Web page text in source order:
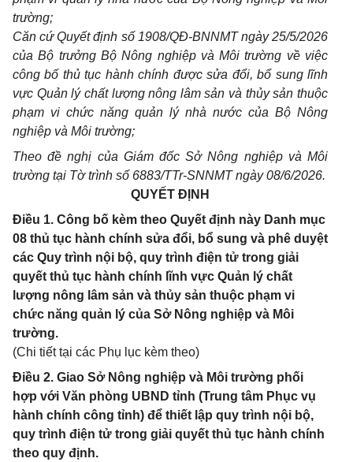
trường;
Căn cứ Quyết định số 1908/QĐ-BNNMT ngày 25/5/2026
của Bộ trưởng Bộ Nông nghiệp và Môi trường về việc
công bố thủ tục hành chính được sửa đổi, bổ sung lĩnh
vực Quản lý chất lượng nông lâm sản và thủy sản thuộc
phạm vi chức năng quản lý nhà nước của Bộ Nông
nghiệp và Môi trường;
Theo đề nghị của Giám đốc Sở Nông nghiệp và Môi
trường tại Tờ trình số 6883/TTr-SNNMT ngày 08/6/2026.
QUYẾT ĐỊNH
Điều 1. Công bố kèm theo Quyết định này Danh mục
08 thủ tục hành chính sửa đổi, bổ sung và phê duyệt
các Quy trình nội bộ, quy trình điện tử trong giải
quyết thủ tục hành chính lĩnh vực Quản lý chất
lượng nông lâm sản và thủy sản thuộc phạm vi
chức năng quản lý của Sở Nông nghiệp và Môi
trường.
(Chi tiết tại các Phụ lục kèm theo)
Điều 2. Giao Sở Nông nghiệp và Môi trường phối
hợp với Văn phòng UBND tỉnh (Trung tâm Phục vụ
hành chính công tỉnh) để thiết lập quy trình nội bộ,
quy trình điện tử trong giải quyết thủ tục hành chính
theo quy định.